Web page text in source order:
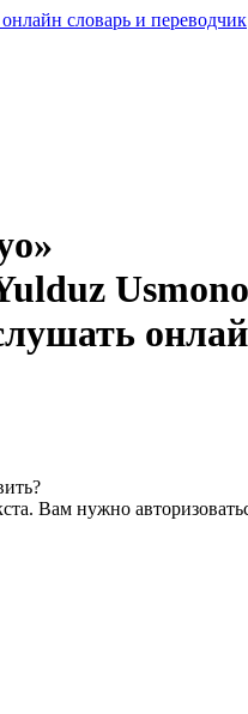
Вам нужно